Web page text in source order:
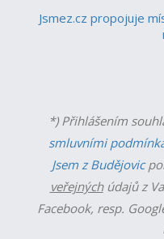
Jsmez.cz propojuje
*) Přihlášením
smluvními
Jsem z Budějovic
veřejnýchúdajů z
Facebook, resp.